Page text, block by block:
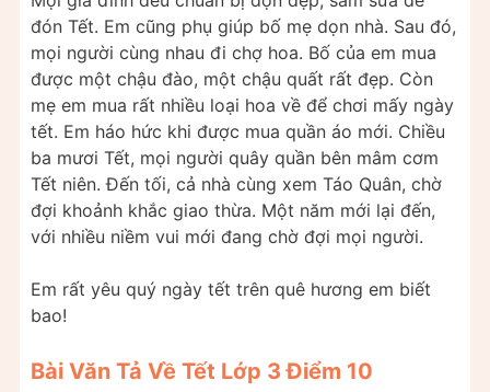
đón Tết. Em cũng phụ giúp bố mẹ dọn nhà. Sau đó,
mọi người cùng nhau đi chợ hoa. Bố của em mua
được một chậu đào, một chậu quất rất đẹp. Còn
mẹ em mua rất nhiều loại hoa về để chơi mấy ngày
tết. Em háo hức khi được mua quần áo mới. Chiều
ba mươi Tết, mọi người quây quần bên mâm cơm
Tết niên. Đến tối, cả nhà cùng xem Táo Quân, chờ
đợi khoảnh khắc giao thừa. Một năm mới lại đến,
với nhiều niềm vui mới đang chờ đợi mọi người.
Em rất yêu quý ngày tết trên quê hương em biết
bao!
Bài Văn Tả Về Tết Lớp 3 Điểm 10